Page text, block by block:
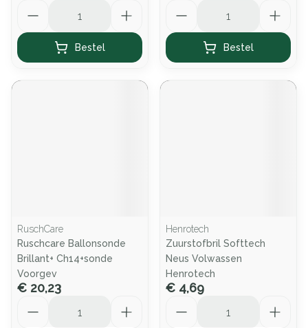
Bestel Bestel
RuschCare
Ruschcare Ballonsonde
Brillant+ Ch14+sonde
Voorgev
€ 20,23
Henrotech
Zuurstofbril Softtech
Neus Volwassen
Henrotech
€ 4,69